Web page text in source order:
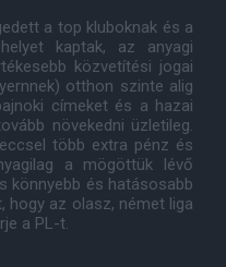
a top kluboknak és a
kaptak, az anyagi
közvetítési jogai
otthon szinte alig
címeket és a hazai
növekedni üzletileg.
több extra pénz és
a mögöttük lévő
könnyebb és hatásosabb
hogy az olasz, német liga
a PL-t.